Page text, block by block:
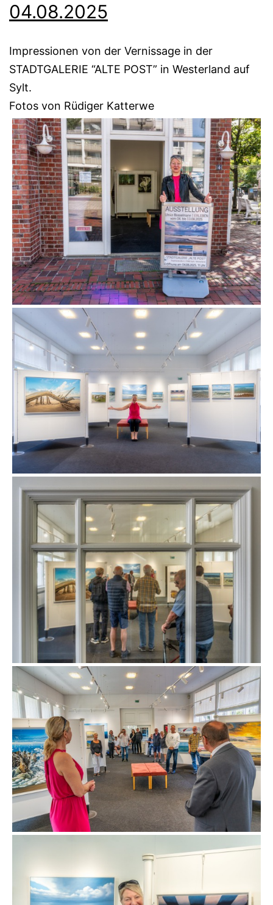
04.08.2025
Impressionen von der Vernissage in der
STADTGALERIE “ALTE POST” in Westerland auf
Sylt.
Fotos von Rüdiger Katterwe